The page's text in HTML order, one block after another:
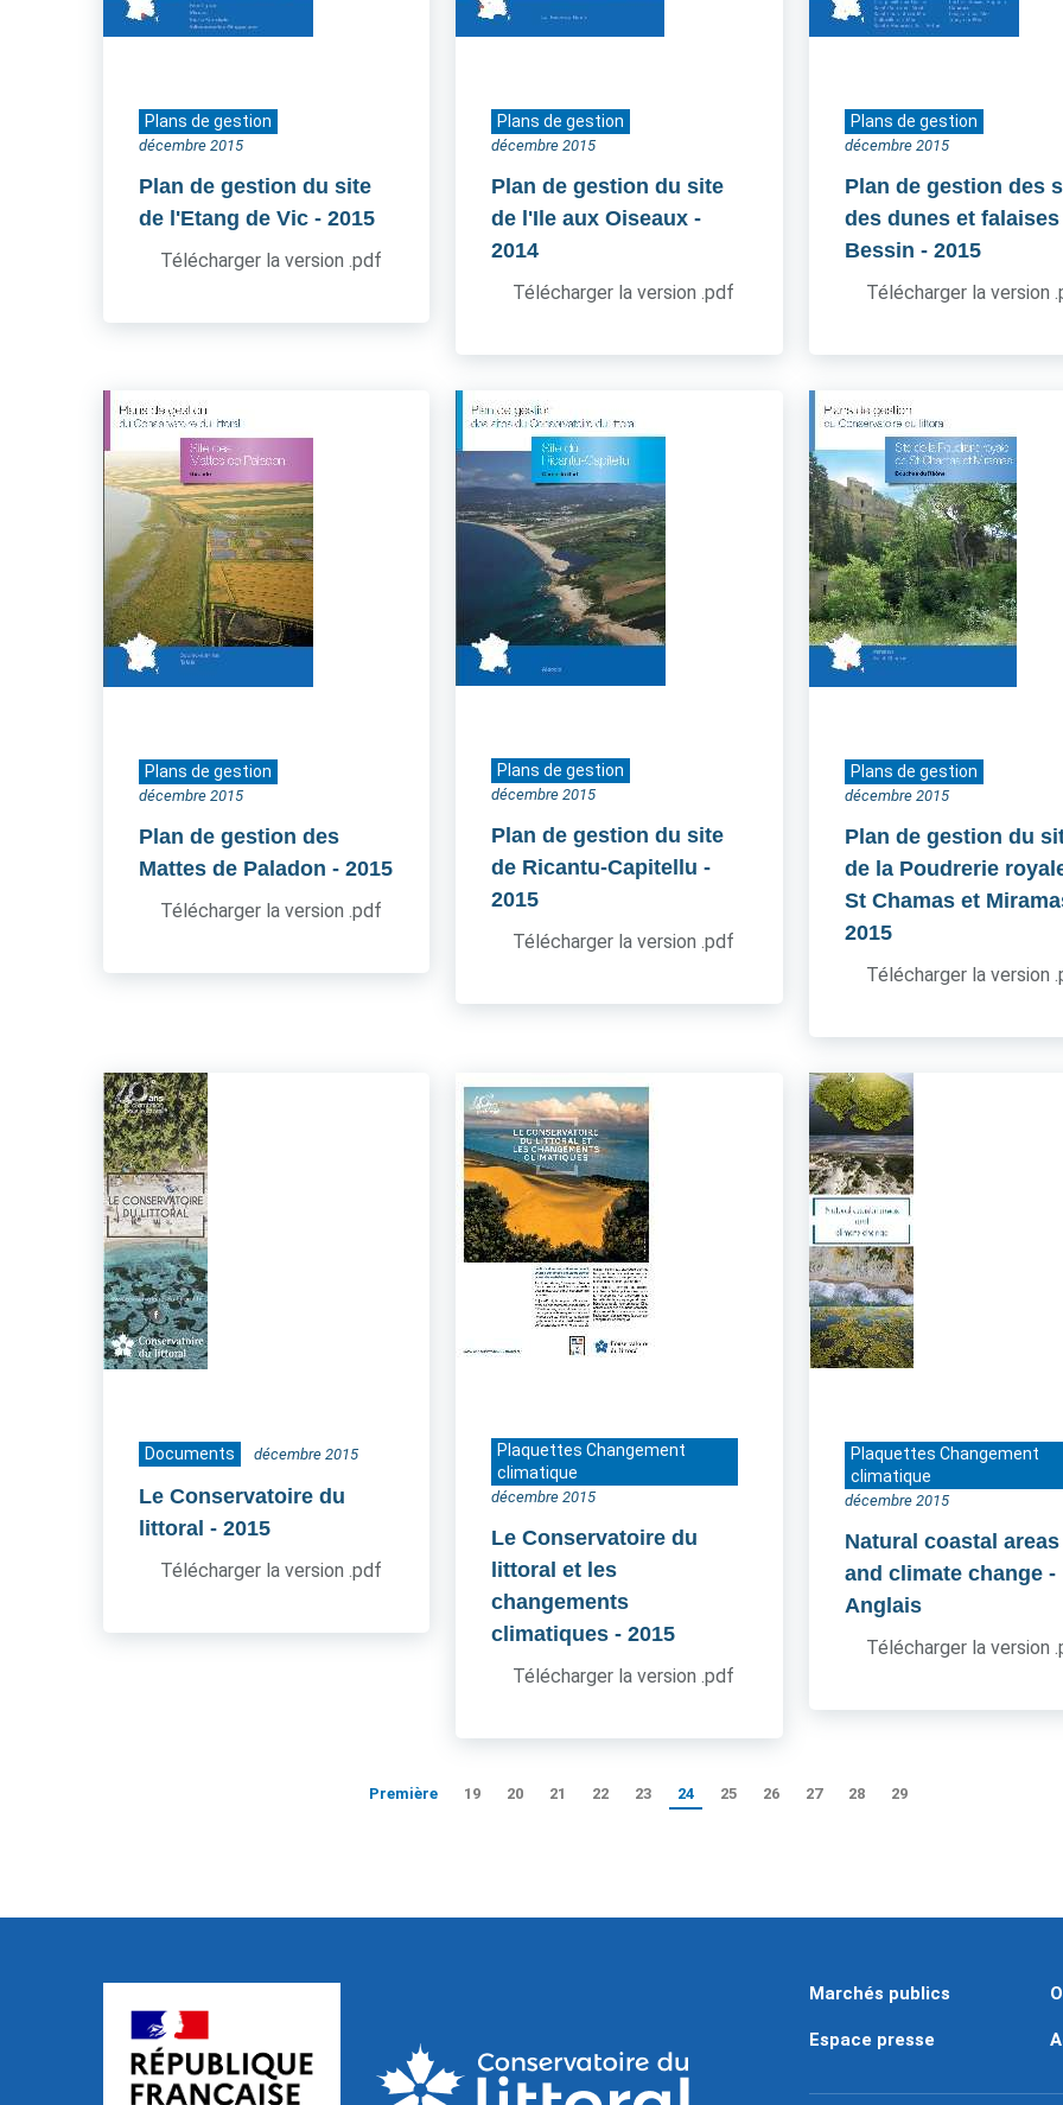
Plans de gestion
décembre 2015
Plan de gestion du site
de l'Etang de Vic - 2015
Télécharger la version .pdf
Plans de gestion
décembre 2015
Plan de gestion du site
de l'Ile aux Oiseaux -
2014
Télécharger la version .pdf
Plans de gestion
décembre 2015
Plan de gestion des
des dunes et falaises
Bessin - 2015
Télécharger la version
Plans de gestion
décembre 2015
Plan de gestion des
Mattes de Paladon - 2015
Télécharger la version .pdf
Plans de gestion
décembre 2015
Plan de gestion du site
de Ricantu-Capitellu -
2015
Télécharger la version .pdf
Plans de gestion
décembre 2015
Plan de gestion du
de la Poudrerie
St Chamas et
2015
Télécharger la version
Documents décembre 2015
Le Conservatoire du
littoral - 2015
Télécharger la version .pdf
Plaquettes Changement
climatique
décembre 2015
Le Conservatoire du
littoral et les
changements
climatiques - 2015
Télécharger la version .pdf
Plaquettes Changement
climatique
décembre 2015
Natural coastal areas
and climate change -
Anglais
Télécharger la version
Première 19 20 21 22 23 24 25 26 27 28 29
Marchés publics
Espace presse